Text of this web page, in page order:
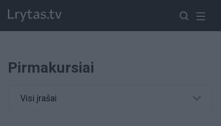
Pirmakursiai
Visi įrašai